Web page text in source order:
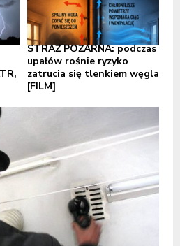
STRAŻ POŻARNA: podczas
upałów rośnie ryzyko
zatrucia się tlenkiem węgla
[FILM]